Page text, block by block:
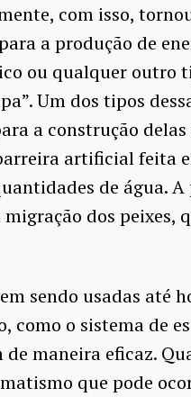
com isso,
a produção de
ou qualquer outro
Um dos tipos
a construção delas
artificial feita
de água.
dos peixes,
sendo usadas até
o sistema de
maneira eficaz.
que pode